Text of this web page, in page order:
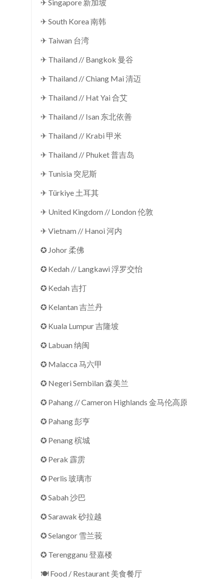
✈ Singapore 新加坡
✈ South Korea 南韩
✈ Taiwan 台湾
✈ Thailand // Bangkok 曼谷
✈ Thailand // Chiang Mai 清迈
✈ Thailand // Hat Yai 合艾
✈ Thailand // Isan 东北依善
✈ Thailand // Krabi 甲米
✈ Thailand // Phuket 普吉岛
✈ Tunisia 突尼斯
✈ Türkiye 土耳其
✈ United Kingdom // London 伦敦
✈ Vietnam // Hanoi 河内
✪ Johor 柔佛
✪ Kedah // Langkawi 浮罗交怡
✪ Kedah 吉打
✪ Kelantan 吉兰丹
✪ Kuala Lumpur 吉隆坡
✪ Labuan 纳闽
✪ Malacca 马六甲
✪ Negeri Sembilan 森美兰
✪ Pahang // Cameron Highlands 金马伦高原
✪ Pahang 彭亨
✪ Penang 槟城
✪ Perak 霹雳
✪ Perlis 玻璃市
✪ Sabah 沙巴
✪ Sarawak 砂拉越
✪ Selangor 雪兰莪
✪ Terengganu 登嘉楼
🍽 Food / Restaurant 美食餐厅